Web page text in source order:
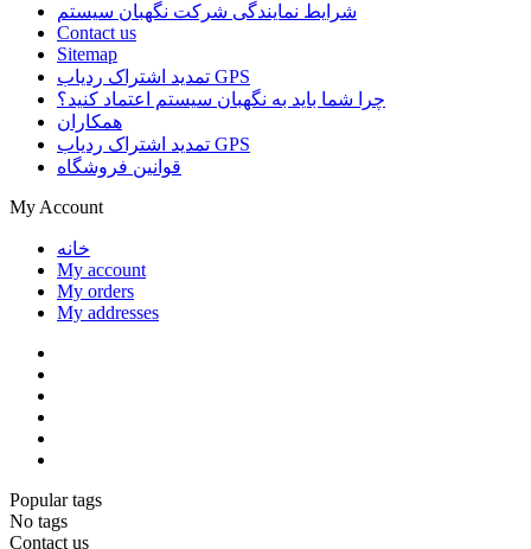
شرایط نمایندگی شرکت نگهبان سیستم
Contact us
Sitemap
تمدید اشتراک ردیاب GPS
چرا شما باید به نگهبان سیستم اعتماد کنید؟
همکاران
تمدید اشتراک ردیاب GPS
قوانین فروشگاه
My Account
خانه
My account
My orders
My addresses
Popular tags
No tags
Contact us